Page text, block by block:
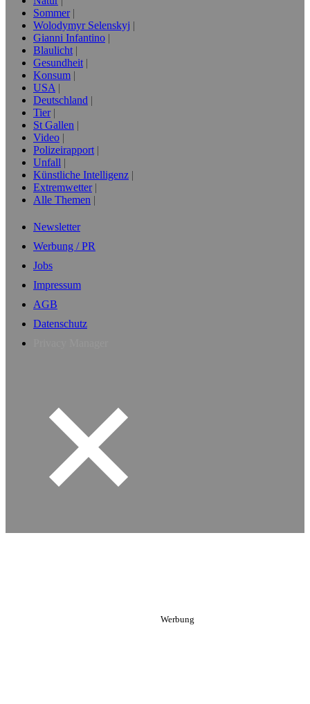
Sommer
Wolodymyr Selenskyj
Gianni Infantino
Blaulicht
Gesundheit
Konsum
USA
Deutschland
Tier
St Gallen
Video
Polizeirapport
Unfall
Künstliche Intelligenz
Extremwetter
Alle Themen
Newsletter
Werbung / PR
Jobs
Impressum
AGB
Datenschutz